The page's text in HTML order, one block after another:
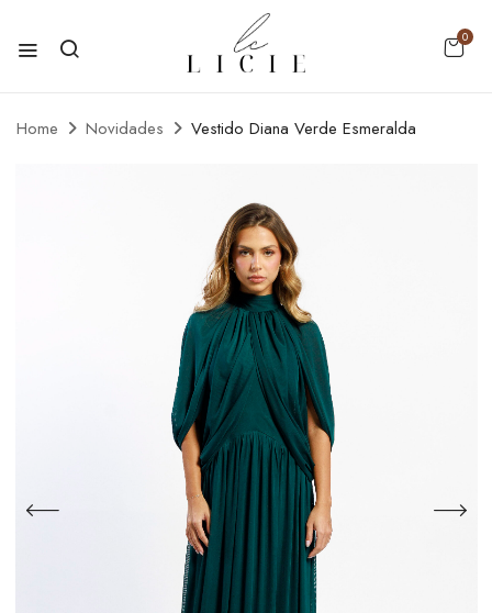
0
Home Novidades Vestido Diana Verde Esmeralda